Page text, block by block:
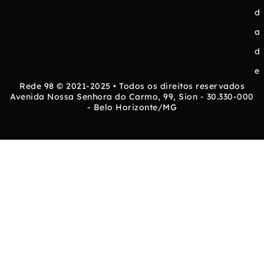
d
a
d
e
Rede 98 © 2021-2025 • Todos os direitos reservados
Avenida Nossa Senhora do Carmo, 99, Sion - 30.330-000
- Belo Horizonte/MG